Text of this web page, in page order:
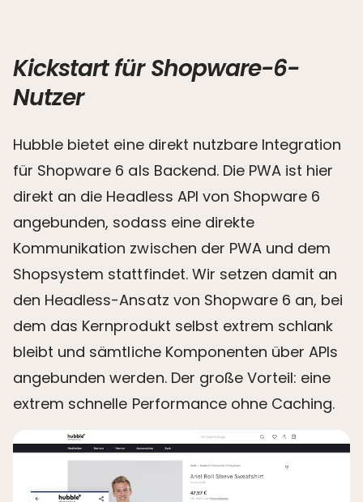
Kickstart für Shopware-6-
Nutzer
Hubble bietet eine direkt nutzbare Integration
für Shopware 6 als Backend. Die PWA ist hier
direkt an die Headless API von Shopware 6
angebunden, sodass eine direkte
Kommunikation zwischen der PWA und dem
Shopsystem stattfindet. Wir setzen damit an
den Headless-Ansatz von Shopware 6 an, bei
dem das Kernprodukt selbst extrem schlank
bleibt und sämtliche Komponenten über APIs
angebunden werden. Der große Vorteil: eine
extrem schnelle Performance ohne Caching.